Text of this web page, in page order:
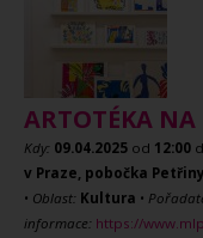
ARTOTÉKA NA
Kdy: 09.04.2025 od 12:00
v Praze, pobočka
• Oblast: Kultura •
informace: https://